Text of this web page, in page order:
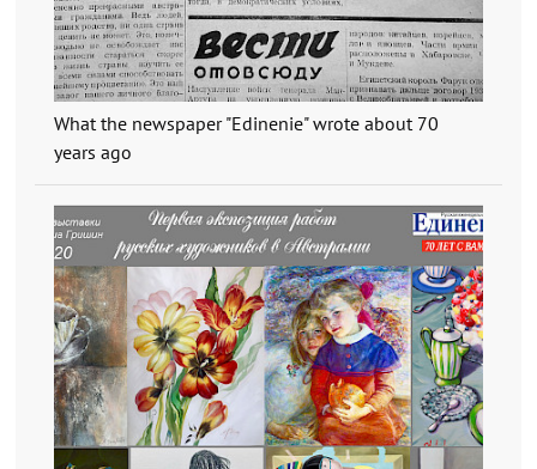
What the newspaper "Edinenie" wrote about 70
years ago